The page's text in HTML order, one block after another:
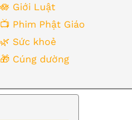
🪷 Giới Luật
📺 Phim Phật Giáo
🌿️ Sức khoẻ
🎁️ Cúng dường